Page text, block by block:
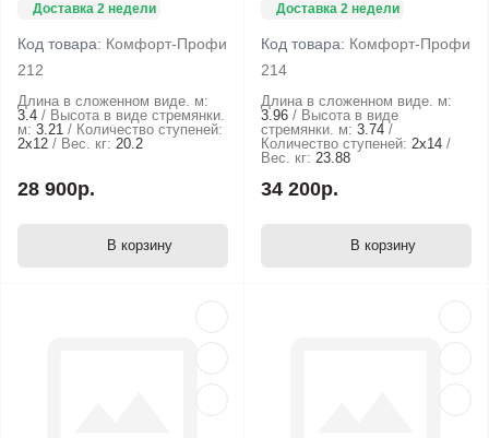
Доставка 2 недели
Код товара: Комфорт-Профи
212
Длина в сложенном виде. м:
3.4
Высота в виде стремянки.
м: 3.21
Количество ступеней:
2х12
Вес. кг: 20.2
28 900р.
В корзину
Доставка 2 недели
Код товара: Комфорт-Профи
214
Длина в сложенном виде. м:
3.96
Высота в виде
стремянки. м: 3.74
Количество ступеней: 2х14
Вес. кг: 23.88
34 200р.
В корзину